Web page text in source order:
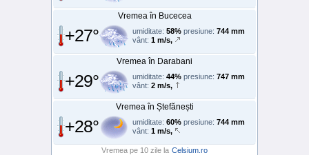
Vremea în Bucecea
+27° umiditate: 58% presiune: 744 mm
vânt: 1 m/s,
Vremea în Darabani
+29° umiditate: 44% presiune: 747 mm
vânt: 2 m/s,
Vremea în Ștefănești
+28° umiditate: 60% presiune: 744 mm
vânt: 1 m/s,
Vremea pe 10 zile la Celsium.ro